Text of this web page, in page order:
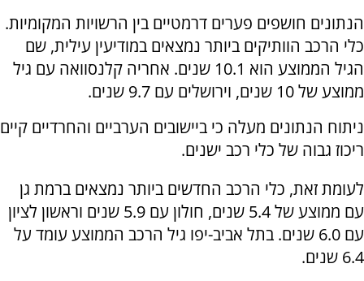
הנתונים חושפים פערים דרמטיים בין הרשויות המקומיות.
כלי הרכב הוותיקים ביותר נמצאים במודיעין עילית, שם
הגיל הממוצע הוא 10.1 שנים. אחריה קלנסוואה עם גיל
ממוצע של 10 שנים, וירושלים עם 9.7 שנים.
ניתוח הנתונים מעלה כי ביישובים הערביים והחרדיים קיים
ריכוז גבוה של כלי רכב ישנים.
לעומת זאת, כלי הרכב החדשים ביותר נמצאים ברמת גן
עם ממוצע של 5.4 שנים, חולון עם 5.9 שנים וראשון לציון
עם 6.0 שנים. בתל אביב-יפו גיל הרכב הממוצע עומד על
6.4 שנים.